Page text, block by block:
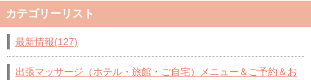
カテゴリーリスト
最新情報(127)
出張マッサージ（ホテル・旅館・ご自宅）メニュー＆ご予約＆お